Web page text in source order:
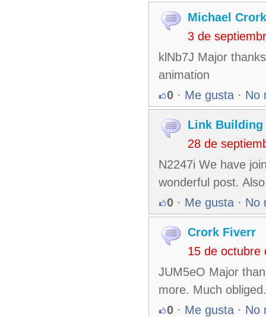
Michael Crork
3 de
klNb7J Major
animation
0 · Me gusta · No
Link Building
28 de
N2247i We have
wonderful post.
0 · Me gusta · No
Crork Fiverr
15 de octubre
JUM5eO Major
more. Much obliged.
0 · Me gusta · No